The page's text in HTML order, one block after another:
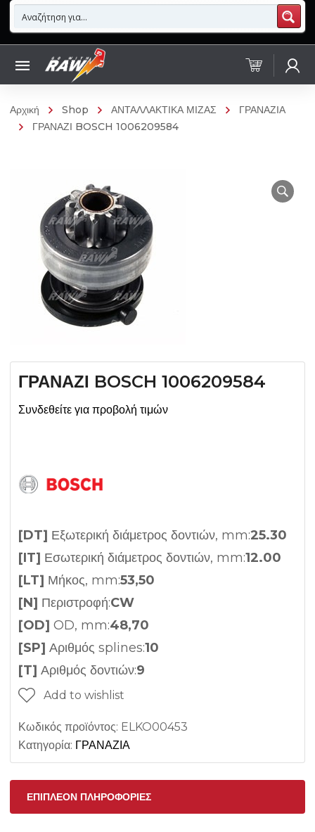
Αρχική Shop ΑΝΤΑΛΛΑΚΤΙΚΑ ΜΙΖΑΣ
ΓΡΑΝΑΖΙΑ
ΓΡΑΝΑΖΙ BOSCH 1006209584
ΓΡΑΝΑΖΙ BOSCH 1006209584
Συνδεθείτε για προβολή τιμών
[DT] Εξωτερική διάμετρος δοντιών, mm:25.30
[IT] Εσωτερική διάμετρος δοντιών, mm:12.00
[LT] Μήκος, mm:53,50
[N] Περιστροφή:CW
[OD] OD, mm:48,70
[SP] Αριθμός splines:10
[T] Αριθμός δοντιών:9
Add to wishlist
Κωδικός προϊόντος: ELKO00453
Κατηγορία: ΓΡΑΝΑΖΙΑ
ΕΠΙΠΛΈΟΝ ΠΛΗΡΟΦΟΡΊΕΣ